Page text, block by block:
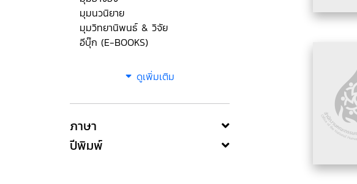
มุมนวนิยาย
มุมวิทยานิพนธ์ & วิจัย
อีบุ๊ก (E-BOOKS)
ดูเพิ่มเติม
ภาษา
ปีพิมพ์